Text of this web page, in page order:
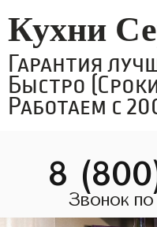
Кухни
Гарантия
Быстро
Работаем с
8
Звонок